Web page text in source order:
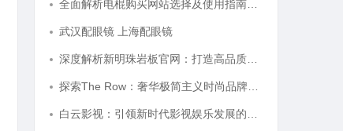
武汉配眼镜 上海配眼镜